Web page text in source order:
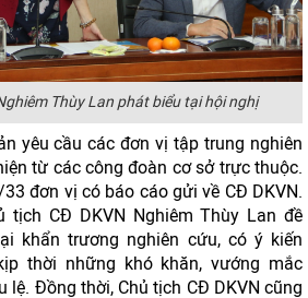
Thùy Lan phát biểu tại hội nghị
yêu cầu các đơn vị tập trung nghiên
từ các công đoàn cơ sở trực thuộc.
đơn vị có báo cáo gửi về CĐ DKVN.
tịch CĐ DKVN Nghiêm Thùy Lan đề
khẩn trương nghiên cứu, có ý kiến
thời những khó khăn, vướng mắc
lệ. Đồng thời, Chủ tịch CĐ DKVN cũng